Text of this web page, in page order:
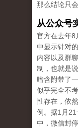
那么结论只会
从公众号
官方在去年8
中显示针对
内容以及群
制，也就是
暗含附带了
似乎完全不
性存在，依
例。据1月
中，微信封